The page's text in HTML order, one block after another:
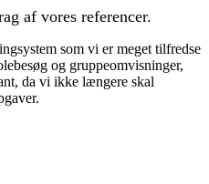
af vores referencer.
som vi er meget tilfredse
og gruppeomvisninger,
da vi ikke længere skal